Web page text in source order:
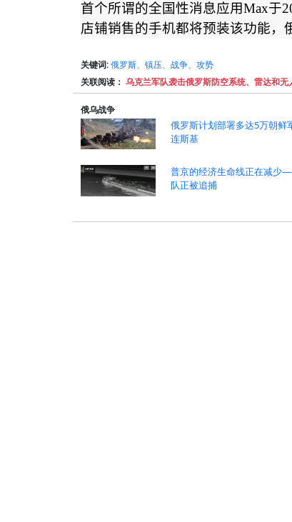
首个所谓的全国性消息应用Max于
店铺销售的手机都将预装该功能，
关键词: 俄罗斯、镇压、战争、攻势
关联阅读： 乌克兰军队袭击俄罗斯防空系统、雷达和无
俄乌战争
俄罗斯计划部署多达5万朝
连斯基
普京的经济生命线正在减少
队正被追捕